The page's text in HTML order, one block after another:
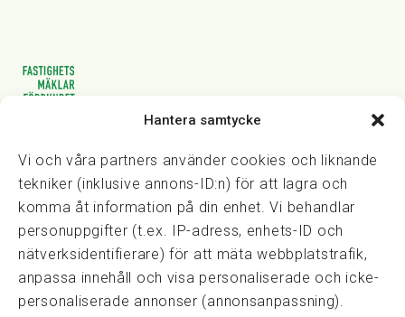
Hantera samtycke
Vi och våra partners använder cookies och liknande
tekniker (inklusive annons-ID:n) för att lagra och
komma åt information på din enhet. Vi behandlar
personuppgifter (t.ex. IP-adress, enhets-ID och
nätverksidentifierare) för att mäta webbplatstrafik,
anpassa innehåll och visa personaliserade och icke-
personaliserade annonser (annonsanpassning).
Vasagatan 28, 111 20 Stockholm
kansli@fmf.se
Snabblänkar
Prisexempel
Medarbetare
Policies & integritet